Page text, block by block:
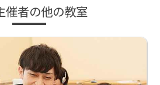
催者の他の教室